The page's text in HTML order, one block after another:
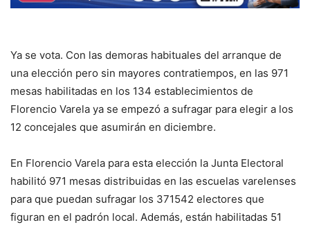
Ya se vota. Con las demoras habituales del arranque de
una elección pero sin mayores contratiempos, en las 971
mesas habilitadas en los 134 establecimientos de
Florencio Varela ya se empezó a sufragar para elegir a los
12 concejales que asumirán en diciembre.
En Florencio Varela para esta elección la Junta Electoral
habilitó 971 mesas distribuidas en las escuelas varelenses
para que puedan sufragar los 371542 electores que
figuran en el padrón local. Además, están habilitadas 51